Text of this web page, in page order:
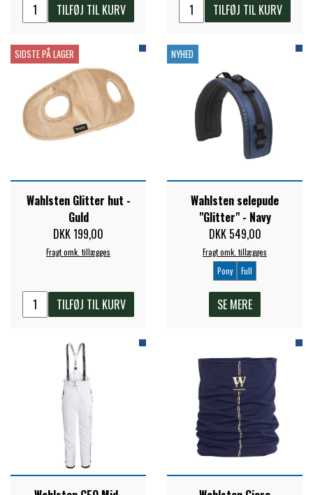
TILFØJ TIL KURV TILFØJ TIL KURV
SIDSTE PÅ LAGER
Wahlsten Glitter hut -
Guld
DKK 199,00
Fragt omk. tillægges
TILFØJ TIL KURV
NYHED
Wahlsten selepude
"Glitter" - Navy
DKK 549,00
Fragt omk. tillægges
Pony
Full
SE MERE